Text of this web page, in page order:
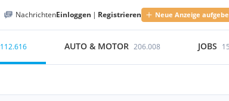
NachrichtenEinloggen | Registrieren Neue Anzeige
112.616 AUTO & MOTOR 206.008 JOBS